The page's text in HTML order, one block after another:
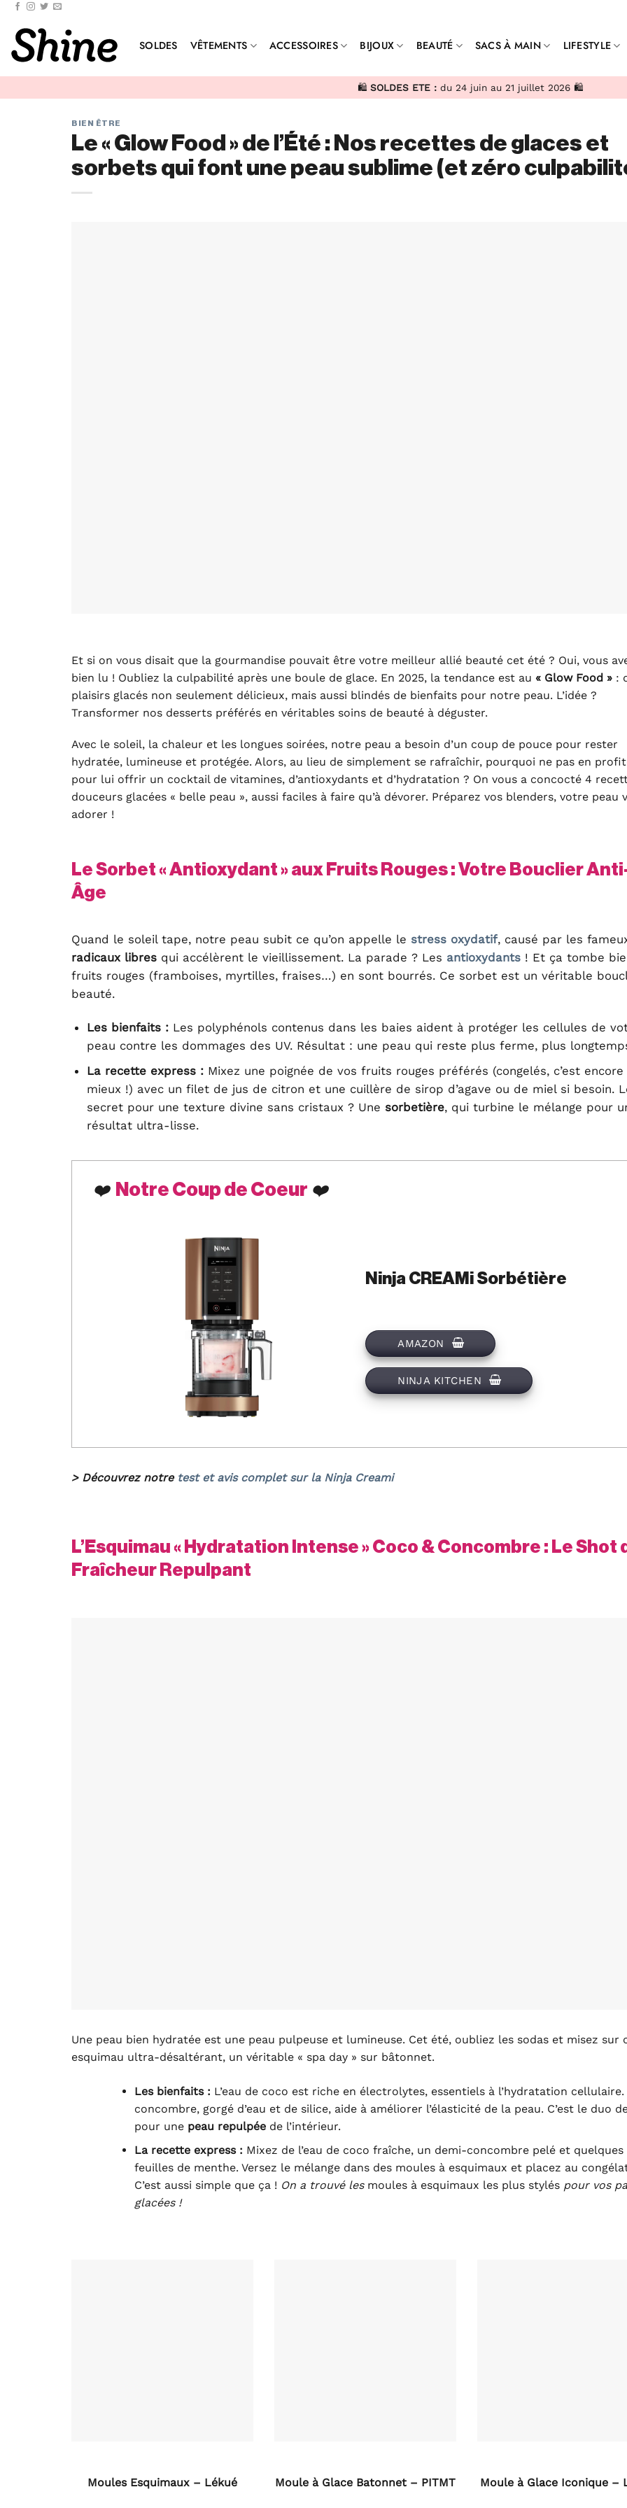
SOLDES VÊTEMENTS ACCESSOIRES BIJOUX BEAUTÉ SACS À MAIN LIFESTYLE
🛍️ SOLDES ETE : du 24 juin au 21 juillet 2026 🛍️
BIEN ÊTRE
Le « Glow Food » de l’Été : Nos recettes de glaces et
sorbets qui font une peau sublime (et zéro
Et si on vous disait que la gourmandise pouvait être votre meilleur allié beauté cet été ? Oui, vous
bien lu ! Oubliez la culpabilité après une boule de glace. En 2025, la tendance est au « Glow Food » :
plaisirs glacés non seulement délicieux, mais aussi blindés de bienfaits pour notre peau. L’idée ?
Transformer nos desserts préférés en véritables soins de beauté à déguster.
Avec le soleil, la chaleur et les longues soirées, notre peau a besoin d’un coup de pouce pour rester
hydratée, lumineuse et protégée. Alors, au lieu de simplement se rafraîchir, pourquoi ne pas en
pour lui offrir un cocktail de vitamines, d’antioxydants et d’hydratation ? On vous a concocté 4
douceurs glacées « belle peau », aussi faciles à faire qu’à dévorer. Préparez vos blenders, votre peau
adorer !
Le Sorbet « Antioxydant » aux Fruits Rouges : Votre Bouclier
Âge
Quand le soleil tape, notre peau subit ce qu’on appelle le stress oxydatif, causé par les
radicaux libres qui accélèrent le vieillissement. La parade ? Les antioxydants ! Et ça tombe
fruits rouges (framboises, myrtilles, fraises…) en sont bourrés. Ce sorbet est un véritable
beauté.
Les bienfaits :Les polyphénols contenus dans les baies aident à protéger les cellules de
peau contre les dommages des UV. Résultat : une peau qui reste plus ferme, plus
La recette express :Mixez une poignée de vos fruits rouges préférés (congelés, c’est encore
mieux !) avec un filet de jus de citron et une cuillère de sirop d’agave ou de miel si besoin.
secret pour une texture divine sans cristaux ? Une sorbetière, qui turbine le mélange pour
résultat ultra-lisse.
❤️ Notre Coup de Coeur ❤️
Ninja CREAMi Sorbétière
AMAZON
NINJA KITCHEN
> Découvrez notretest et avis complet sur la Ninja Creami
L’Esquimau « Hydratation Intense » Coco & Concombre : Le Shot
Fraîcheur Repulpant
Une peau bien hydratée est une peau pulpeuse et lumineuse. Cet été, oubliez les sodas et misez sur
esquimau ultra-désaltérant, un véritable « spa day » sur bâtonnet.
Les bienfaits : L’eau de coco est riche en électrolytes, essentiels à l’hydratation cellulaire.
concombre, gorgé d’eau et de silice, aide à améliorer l’élasticité de la peau. C’est le duo
pour une peau repulpéede l’intérieur.
La recette express : Mixez de l’eau de coco fraîche, un demi-concombre pelé et quelques
feuilles de menthe. Versez le mélange dans des moules à esquimaux et placez au
C’est aussi simple que ça ! On a trouvé lesmoules à esquimaux les plus styléspour vos
glacées !
Moules Esquimaux – Lékué Moule à Glace Batonnet – PITMT Moule à Glace Iconique –